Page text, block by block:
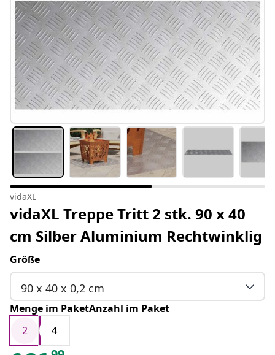
vidaXL
vidaXL Treppe Tritt 2 stk. 90 x 40
cm Silber Aluminium Rechtwinklig
Größe
90 x 40 x 0,2 cm
Menge im PaketAnzahl im Paket
2
4